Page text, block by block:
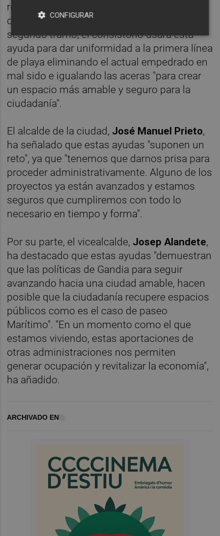
repavimentación y colocación de elementos
que eviten nuevos daños. Y, en el caso del
segundo tramo, el consistorio usará esta
ayuda para dar uniformidad a la primera línea
de playa eliminando el actual empedrado en
mal sido e igualando las aceras "para crear
un espacio más amable y seguro para la
ciudadanía".
El alcalde de la ciudad, José Manuel Prieto,
ha señalado que estas ayudas "suponen un
reto", ya que "tenemos que darnos prisa para
proceder administrativamente. Alguno de los
proyectos ya están avanzados y estamos
seguros que cumpliremos con todo lo
necesario en tiempo y forma".
Por su parte, el vicealcalde, Josep Alandete,
ha destacado que estas ayudas "demuestran
que las políticas de Gandia para seguir
avanzando hacia una ciudad amable, hacen
posible que la ciudadanía recupere espacios
públicos como es el caso de paseo
Marítimo". "En un momento como el que
estamos viviendo, estas aportaciones de
otras administraciones nos permiten
generar ocupación y revitalizar la economía",
ha añadido.
ARCHIVADO EN
CONFIGURAR